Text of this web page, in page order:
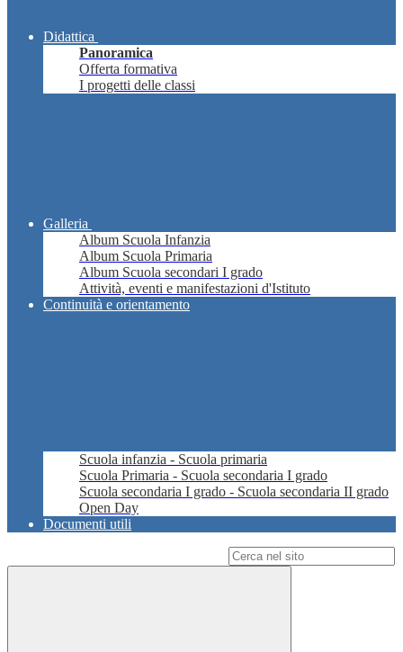
Didattica
Panoramica
Offerta formativa
I progetti delle classi
Galleria
Album Scuola Infanzia
Album Scuola Primaria
Album Scuola secondari I grado
Attività, eventi e manifestazioni d'Istituto
Continuità e orientamento
Scuola infanzia - Scuola primaria
Scuola Primaria - Scuola secondaria I grado
Scuola secondaria I grado - Scuola secondaria II grado
Open Day
Documenti utili